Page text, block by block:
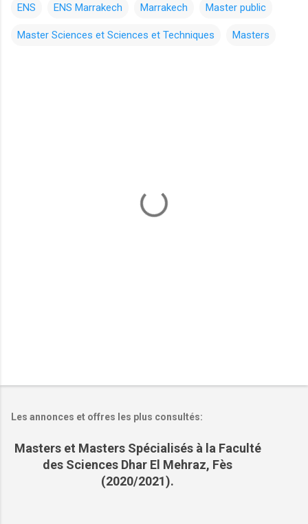
ENS ENS Marrakech Marrakech Master public
Master Sciences et Sciences et Techniques Masters
Les annonces et offres les plus consultés:
Masters et Masters Spécialisés à la Faculté
des Sciences Dhar El Mehraz, Fès
(2020/2021).